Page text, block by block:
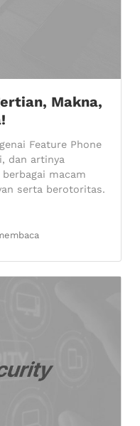
Makna,
Feature Phone
dan artinya
macam
serta berotoritas.